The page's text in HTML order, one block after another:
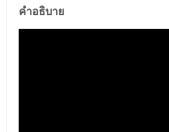
คำอธิบาย